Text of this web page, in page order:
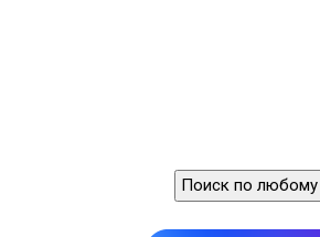
Содержание
Поиск по любому